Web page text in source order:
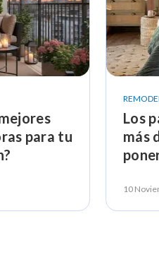
para tu
Los
más
10